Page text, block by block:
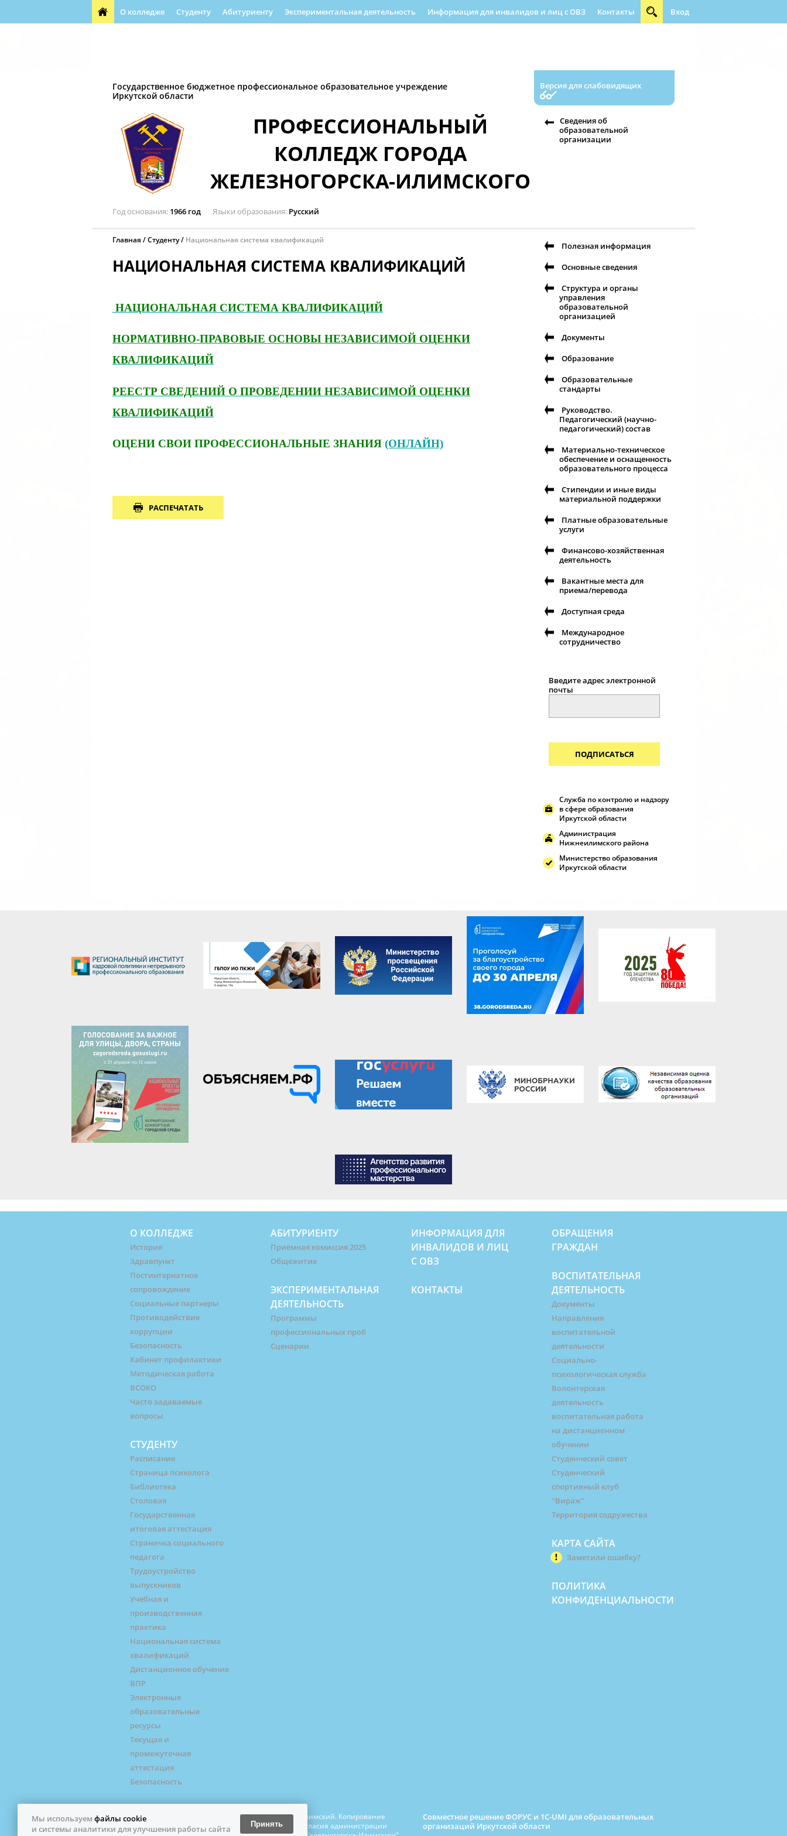
О колледже Студенту Абитуриенту Экспериментальная деятельность Информация для инвалидов и лиц с ОВЗ Контакты Вход
Государственное бюджетное профессиональное образовательное учреждение
Иркутской области
ПРОФЕССИОНАЛЬНЫЙ
КОЛЛЕДЖ ГОРОДА
ЖЕЛЕЗНОГОРСКА-ИЛИМСКОГО
Год основания 1966 год Языки образования Русский
Версия для слабовидящих
Сведения об
образовательной
организации
Главная Студенту Национальная система квалификаций
НАЦИОНАЛЬНАЯ СИСТЕМА КВАЛИФИКАЦИЙ
НАЦИОНАЛЬНАЯ СИСТЕМА КВАЛИФИКАЦИЙ
НОРМАТИВНО-ПРАВОВЫЕ ОСНОВЫ НЕЗАВИСИМОЙ ОЦЕНКИ
КВАЛИФИКАЦИЙ
РЕЕСТР СВЕДЕНИЙ О ПРОВЕДЕНИИ НЕЗАВИСИМОЙ ОЦЕНКИ
КВАЛИФИКАЦИЙ
ОЦЕНИ СВОИ ПРОФЕССИОНАЛЬНЫЕ ЗНАНИЯ (ОНЛАЙН)
РАСПЕЧАТАТЬ
Полезная информация
Основные сведения
Структура и органы
управления
образовательной
организацией
Документы
Образование
Образовательные
стандарты
Руководство.
Педагогический (научно-
педагогический) состав
Материально-техническое
обеспечение и оснащенность
образовательного процесса
Стипендии и иные виды
материальной поддержки
Платные образовательные
услуги
Финансово-хозяйственная
деятельность
Вакантные места для
приема/перевода
Доступная среда
Международное
сотрудничество
Введите адрес электронной
почты
ПОДПИСАТЬСЯ
Служба по контролю и надзору
в сфере образования
Иркутской области
Администрация
Нижнеилимского района
Министерство образования
Иркутской области
О КОЛЛЕДЖЕ
История
Здравпункт
Постинтернатное
сопровождение
Социальные партнеры
Противодействие
коррупции
Безопасность
Кабинет профилактики
Методическая работа
ВСОКО
Часто задаваемые
вопросы
СТУДЕНТУ
Расписание
Страница психолога
Библиотека
Столовая
Государственная
итоговая аттестация
Страничка социального
педагога
Трудоустройство
выпускников
Учебная и
производственная
практика
Национальная система
квалификаций
Дистанционное обучение
ВПР
Электронные
образовательные
ресурсы
Текущая и
промежуточная
аттестация
Безопасность
АБИТУРИЕНТУ
Приёмная комиссия 2025
Общежитие
ЭКСПЕРИМЕНТАЛЬНАЯ
ДЕЯТЕЛЬНОСТЬ
Программы
профессиональных проб
Сценарии
ИНФОРМАЦИЯ ДЛЯ
ИНВАЛИДОВ И ЛИЦ
С ОВЗ
КОНТАКТЫ
ОБРАЩЕНИЯ
ГРАЖДАН
ВОСПИТАТЕЛЬНАЯ
ДЕЯТЕЛЬНОСТЬ
Документы
Направления
воспитательной
деятельности
Социально-
психологическая служба
Волонтерская
деятельность
воспитательная работа
на дистанционном
обучении
Студенческий совет
Студенческий
спортивный клуб
"Вираж"
Территория содружества
КАРТА САЙТА
Заметили ошибку?
ПОЛИТИКА
КОНФИДЕНЦИАЛЬНОСТИ
© Профессиональный колледж города Железногорск-Илимский. Копирование
материалов сайта разрешено только с письменного согласия администрации
Совместное решение ФОРУС и 1C-UMI для образовательных
организаций Иркутской области
Мы используем файлы cookie
и системы аналитики для улучшения работы сайта
Принять